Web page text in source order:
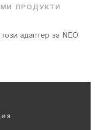
ПРОДУКТИ
адаптер за NEO